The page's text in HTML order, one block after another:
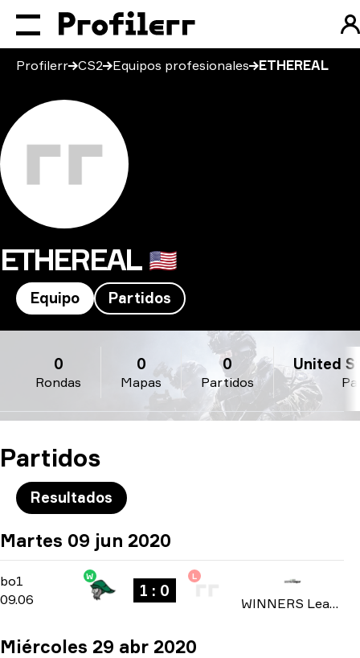
Profilerr CS2 Equipos profesionales ETHEREAL
ETHEREAL 🇺🇸
Equipo Partidos
Rondas
0
Mapas
0
Partidos
0 United
Partidos
Resultados
Martes 09 jun 2020
bo1 Group Stage-
bo1
09.06
W
1 : 0
L
WINNERS League: North America Invite Division season 4 2020
Miércoles 29 abr 2020